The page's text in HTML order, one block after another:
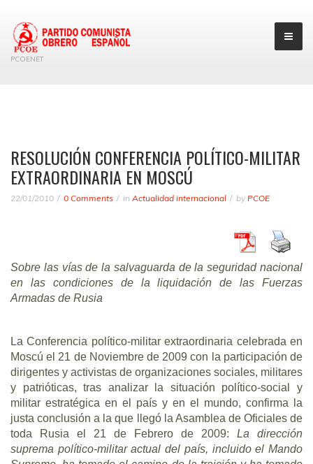
PCOENET
RESOLUCIÓN CONFERENCIA POLÍTICO-MILITAR
EXTRAORDINARIA EN MOSCÚ
22/01/2010 0 Comments in Actualidad internacional by PCOE
Sobre las vías de la salvaguarda de la seguridad nacional
en las condiciones de la liquidación de las Fuerzas
Armadas de Rusia
La Conferencia político-militar extraordinaria celebrada en
Moscú el 21 de Noviembre de 2009 con la participación de
dirigentes y activistas de organizaciones sociales, militares
y patrióticas, tras analizar la situación político-social y
militar estratégica en el país y en el mundo, confirma la
justa conclusión a la que llegó la Asamblea de Oficiales de
toda Rusia el 21 de Febrero de 2009: La dirección
suprema político-militar actual del país, incluido el Mando